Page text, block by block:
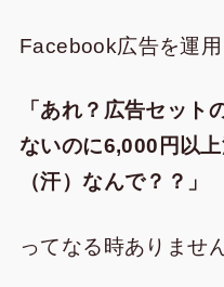
Facebook広告を運用
「あれ？広告セット
ないのに6,000円以
（汗）なんで？？」
ってなる時ありませ